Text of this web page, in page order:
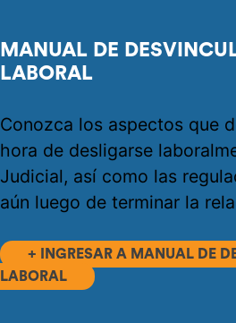
MANUAL DE
LABORAL
Conozca los aspectos que
hora de desligarse
Judicial, así como las
aún luego de terminar la
+ INGRESAR A MANUAL DE
LABORAL